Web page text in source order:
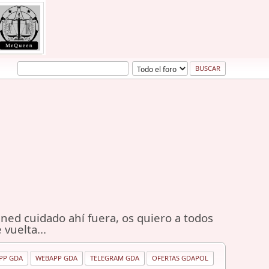
cuidado ahí fuera, os quiero a todos
vuelta...
GDA WEBAPP GDA TELEGRAM GDA OFERTAS GDAPOL